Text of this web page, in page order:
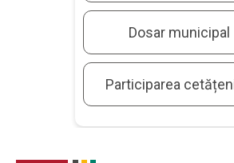
Dosar municipal
Participarea